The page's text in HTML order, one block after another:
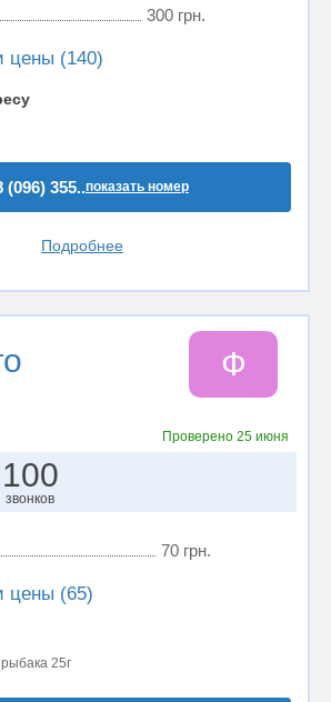
300 грн.
цены (140)
(096) 355..показать номер
Подробнее
Ф
Проверено 25 июня
100
звонков
70 грн.
цены (65)
25г